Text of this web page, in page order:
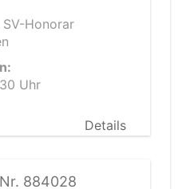
Honorar
Uhr
Details
884028